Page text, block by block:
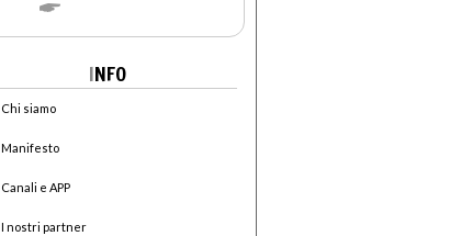
INFO
Chi siamo
Manifesto
Canali e APP
I nostri partner